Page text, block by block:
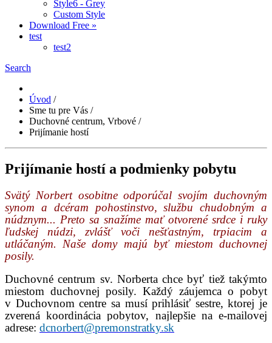
Style6 - Grey
Custom Style
Download Free »
test
test2
Search
Úvod /
Sme tu pre Vás /
Duchovné centrum, Vrbové /
Prijímanie hostí
Prijímanie hostí a podmienky pobytu
Svätý Norbert osobitne odporúčal svojím duchovným
synom a dcéram pohostinstvo, službu chudobným a
núdznym... Preto sa snažíme mať otvorené srdce i ruky
ľudskej núdzi, zvlášť voči nešťastným, trpiacim a
utláčaným. Naše domy majú byť miestom duchovnej
posily.
Duchovné centrum sv. Norberta chce byť tiež takýmto
miestom duchovnej posily. Každý záujemca o pobyt
v Duchovnom centre sa musí prihlásiť sestre, ktorej je
zverená koordinácia pobytov, najlepšie na e-mailovej
adrese: dcnorbert@premonstratky.sk